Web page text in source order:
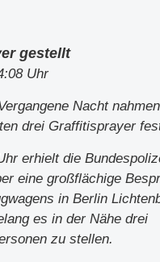
gestellt
Uhr
Nacht nahmen
drei Graffitisprayer
erhielt die
eine großflächige
in Berlin
es in der Nähe drei
zu stellen.